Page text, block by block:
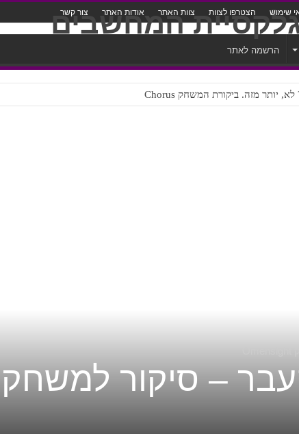
שימוש הצטרפו לצוות צוות האתר אודות האתר צור קשר
הרשמה לאתר
– סיקור למשחק